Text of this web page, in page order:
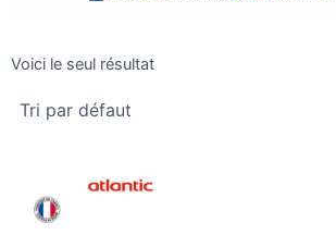
Voici le seul résultat